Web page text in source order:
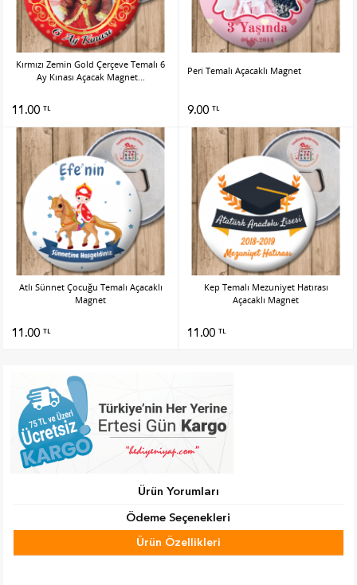
Kırmızı Zemin Gold Çerçeve Temalı 6
Ay Kınası Açacak Magnet...
11.00 TL
Peri Temalı Açacaklı Magnet
9.00 TL
Atlı Sünnet Çocuğu Temalı Açacaklı
Magnet
11.00 TL
Kep Temalı Mezuniyet Hatırası
Açacaklı Magnet
11.00 TL
Ürün Özellikleri
Ürün Yorumları
Ödeme Seçenekleri
Tab Başlık 2